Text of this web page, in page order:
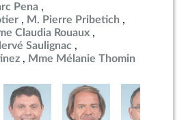
Pena
M. Pierre Pribetich
Claudia Rouaux
Saulignac
Mme Mélanie Thomin